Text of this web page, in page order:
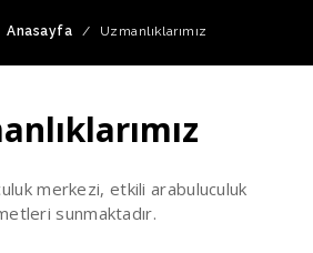
Anasayfa / Uzmanlıklarımız
merkezi, etkili arabuluculuk
sunmaktadır.